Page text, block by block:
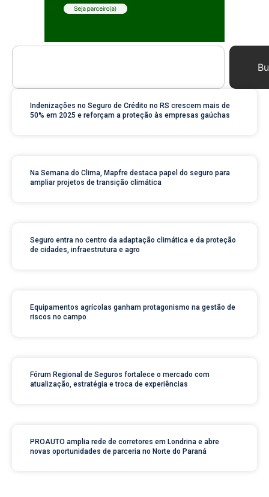
Indenizações no Seguro de Crédito no RS crescem mais de
50% em 2025 e reforçam a proteção às empresas gaúchas
Na Semana do Clima, Mapfre destaca papel do seguro para
ampliar projetos de transição climática
Seguro entra no centro da adaptação climática e da proteção
de cidades, infraestrutura e agro
Equipamentos agrícolas ganham protagonismo na gestão de
riscos no campo
Fórum Regional de Seguros fortalece o mercado com
atualização, estratégia e troca de experiências
PROAUTO amplia rede de corretores em Londrina e abre
novas oportunidades de parceria no Norte do Paraná